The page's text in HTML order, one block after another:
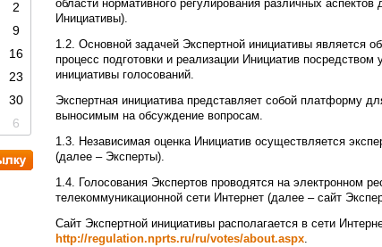
2
9
16
23
30
6
области нормативного регулирования различных
Инициативы).
1.2. Основной задачей Экспертной инициативы является
процесс подготовки и реализации Инициатив
инициативы голосований.
Экспертная инициатива представляет собой платформу
выносимым на обсуждение вопросам.
1.3. Независимая оценка Инициатив осуществляется
(далее – Эксперты).
1.4. Голосования Экспертов проводятся на электронном
телекоммуникационной сети Интернет (далее – сайт
Сайт Экспертной инициативы располагается в сети
http://regulation.nprts.ru/ru/votes/about.aspx.